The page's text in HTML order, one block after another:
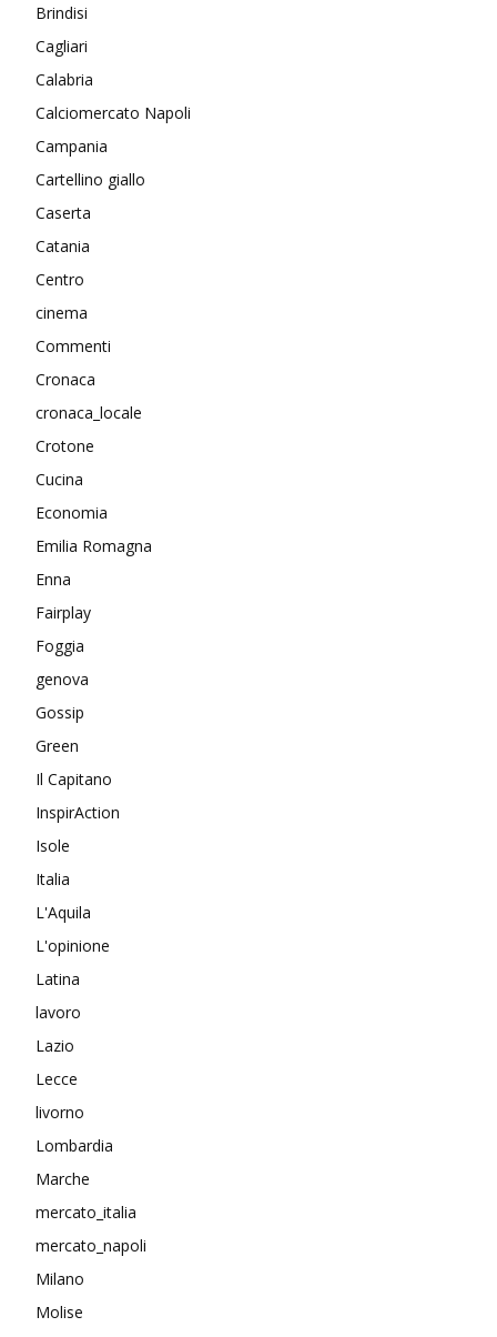
Brindisi
Cagliari
Calabria
Calciomercato Napoli
Campania
Cartellino giallo
Caserta
Catania
Centro
cinema
Commenti
Cronaca
cronaca_locale
Crotone
Cucina
Economia
Emilia Romagna
Enna
Fairplay
Foggia
genova
Gossip
Green
Il Capitano
InspirAction
Isole
Italia
L'Aquila
L'opinione
Latina
lavoro
Lazio
Lecce
livorno
Lombardia
Marche
mercato_italia
mercato_napoli
Milano
Molise